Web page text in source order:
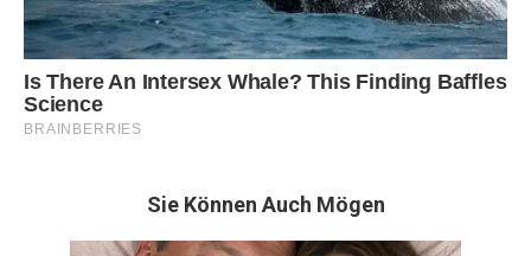
Sie Können Auch Mögen